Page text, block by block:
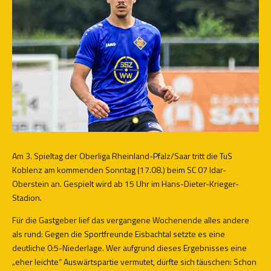
Am 3. Spieltag der Oberliga Rheinland-Pfalz/Saar tritt die TuS
Koblenz am kommenden Sonntag (17.08.) beim SC 07 Idar-
Oberstein an. Gespielt wird ab 15 Uhr im Hans-Dieter-Krieger-
Stadion.
Für die Gastgeber lief das vergangene Wochenende alles andere
als rund: Gegen die Sportfreunde Eisbachtal setzte es eine
deutliche 0:5-Niederlage. Wer aufgrund dieses Ergebnisses eine
„eher leichte“ Auswärtspartie vermutet, dürfte sich täuschen: Schon